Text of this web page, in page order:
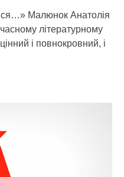
Малюнок Анатолія
літературному
і повнокровний, і